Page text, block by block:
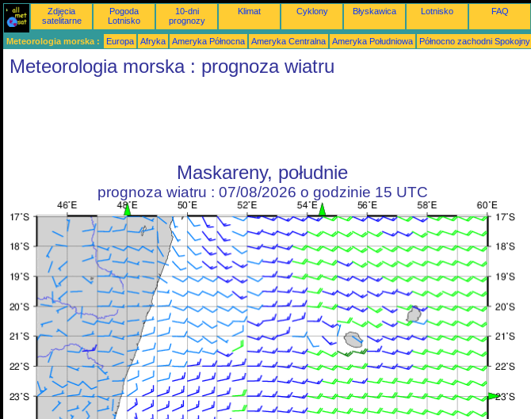
Zdjęcia
satelitarne
Pogoda
Lotnisko
10-dni
prognozy
Klimat Cyklony Błyskawica Lotnisko FAQ
Meteorologia morska : Europa Afryka Ameryka Północna Ameryka Centralna Ameryka Południowa Północno zachodni Spokojny
Meteorologia morska : prognoza wiatru
Maskareny, południe
prognoza wiatru : 07/08/2026 o godzinie 15 UTC